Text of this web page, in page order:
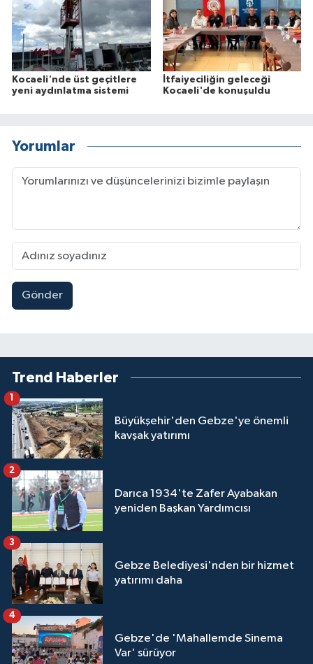
Kocaeli'nde üst geçitlere
yeni aydınlatma sistemi
İtfaiyeciliğin geleceği
Kocaeli'de konuşuldu
Yorumlar
Gönder
Trend Haberler
Büyükşehir'den Gebze'ye önemli
kavşak yatırımı
1
Darıca 1934'te Zafer Ayabakan
yeniden Başkan Yardımcısı
2
Gebze Belediyesi'nden bir hizmet
yatırımı daha
3
Gebze'de 'Mahallemde Sinema
Var' sürüyor
4